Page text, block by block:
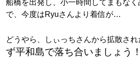
船橋を出発し、小一時間してまもな
で、今度はRyuさんより着信が…
どうやら、しぃっちさんから拡散され
ず平和島で落ち合いましょう！